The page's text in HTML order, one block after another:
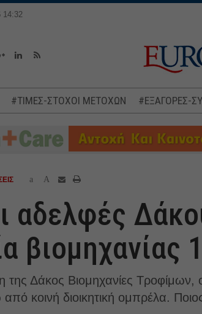
14:32
#ΤΙΜΕΣ-ΣΤΟΧΟΙ ΜΕΤΟΧΩΝ #ΕΞΑΓΟΡΕΣ-
a A
αδελφές
βιομηχανίας
της Δάκος Βιομηχανίες Τροφίμων,
κοινή διοικητική ομπρέλα.